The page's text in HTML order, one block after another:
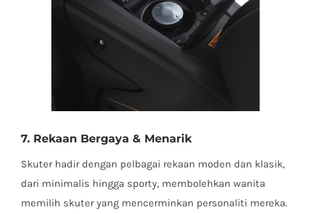
7. Rekaan Bergaya & Menarik
Skuter hadir dengan pelbagai rekaan moden dan klasik,
dari minimalis hingga sporty, membolehkan wanita
memilih skuter yang mencerminkan personaliti mereka.